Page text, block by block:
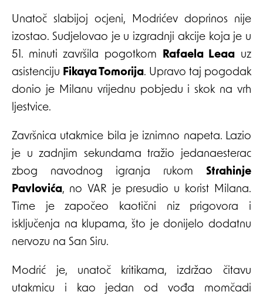
Unatoč slabijoj ocjeni, Modrićev doprinos nije
izostao. Sudjelovao je u izgradnji akcije koja je u
51. minuti završila pogotkom Rafaela Leaa uz
asistenciju Fikaya Tomorija. Upravo taj pogodak
donio je Milanu vrijednu pobjedu i skok na vrh
ljestvice.
Završnica utakmice bila je iznimno napeta. Lazio
je u zadnjim sekundama tražio jedanaesterac
zbog navodnog igranja rukom Strahinje
Pavlovića, no VAR je presudio u korist Milana.
Time je započeo kaotični niz prigovora i
isključenja na klupama, što je donijelo dodatnu
nervozu na San Siru.
Modrić je, unatoč kritikama, izdržao čitavu
utakmicu i kao jedan od vođa momčadi